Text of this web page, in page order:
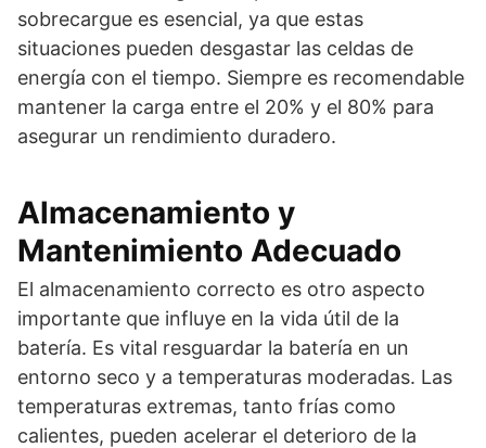
sobrecargue es esencial, ya que estas
situaciones pueden desgastar las celdas de
energía con el tiempo. Siempre es recomendable
mantener la carga entre el 20% y el 80% para
asegurar un rendimiento duradero.
Almacenamiento y
Mantenimiento Adecuado
El almacenamiento correcto es otro aspecto
importante que influye en la vida útil de la
batería. Es vital resguardar la batería en un
entorno seco y a temperaturas moderadas. Las
temperaturas extremas, tanto frías como
calientes, pueden acelerar el deterioro de la